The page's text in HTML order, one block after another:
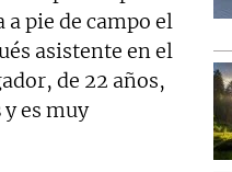
pie de campo el
asistente en el
de 22 años,
y es muy